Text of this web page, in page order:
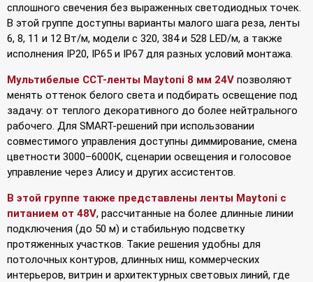
сплошного свечения без выраженных светодиодных точек.
В этой группе доступны варианты малого шага реза, ленты
6, 8, 11 и 12 Вт/м, модели с 320, 384 и 528 LED/м, а также
исполнения IP20, IP65 и IP67 для разных условий монтажа.
Мультибелые CCT-ленты Maytoni 8 мм 24V позволяют
менять оттенок белого света и подбирать освещение под
задачу: от теплого декоративного до более нейтрального
рабочего. Для SMART-решений при использовании
совместимого управления доступны диммирование, смена
цветности 3000–6000К, сценарии освещения и голосовое
управление через Алису и других ассистентов.
В этой группе также представлены ленты Maytoni с
питанием от 48V, рассчитанные на более длинные линии
подключения (до 50 м) и стабильную подсветку
протяженных участков. Такие решения удобны для
потолочных контуров, длинных ниш, коммерческих
интерьеров, витрин и архитектурных световых линий, где